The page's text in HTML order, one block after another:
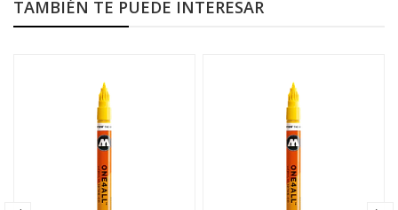
TAMBIÉN TE PUEDE INTERESAR